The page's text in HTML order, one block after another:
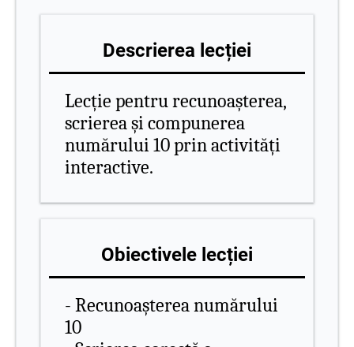
Descrierea lecției
Lecție pentru recunoașterea,
scrierea și compunerea
numărului 10 prin activități
interactive.
Obiectivele lecției
- Recunoașterea numărului
10